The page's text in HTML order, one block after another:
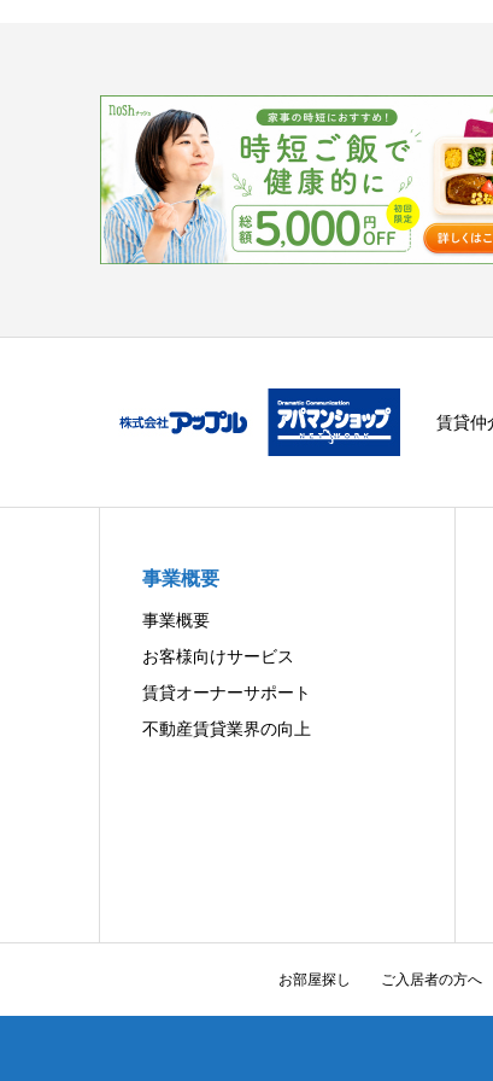
賃貸仲
事業概要
事業概要
お客様向けサービス
賃貸オーナーサポート
不動産賃貸業界の向上
お部屋探し ご入居者の方へ